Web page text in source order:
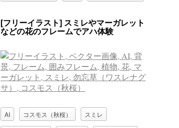
[フリーイラスト] スミレやマーガレット
などの花のフレームでアハ体験
AI コスモス（秋桜） スミレ